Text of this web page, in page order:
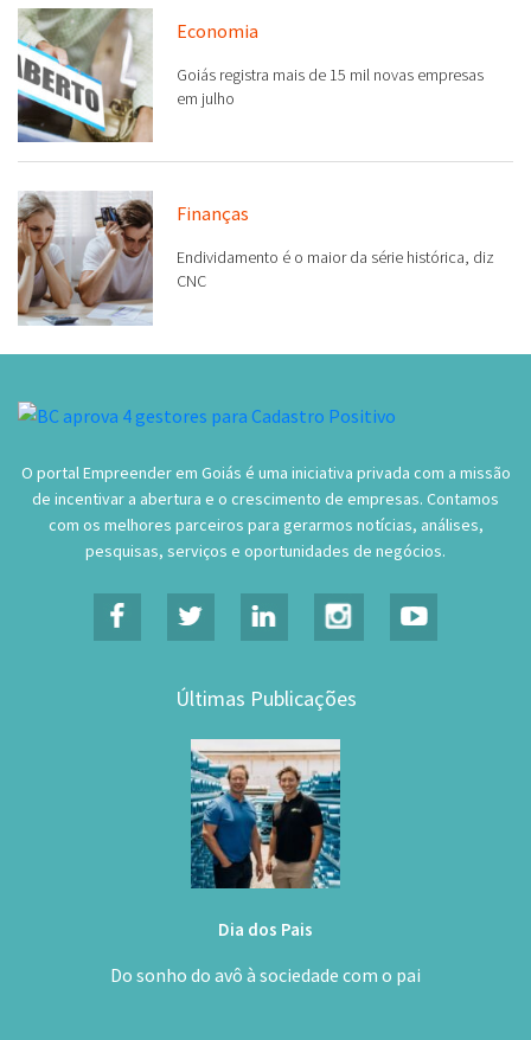
Economia
Goiás registra mais de 15 mil novas empresas
em julho
Finanças
Endividamento é o maior da série histórica, diz
CNC
O portal Empreender em Goiás é uma iniciativa privada com a missão
de incentivar a abertura e o crescimento de empresas. Contamos
com os melhores parceiros para gerarmos notícias, análises,
pesquisas, serviços e oportunidades de negócios.
Últimas Publicações
Dia dos Pais
Do sonho do avô à sociedade com o pai